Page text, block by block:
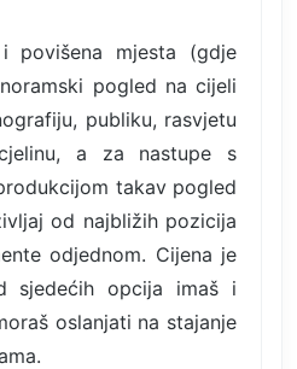
povišena mjesta (gdje
pogled na cijeli
publiku, rasvjetu
a za nastupe s
takav pogled
od najbližih pozicija
odjednom. Cijena je
sjedećih opcija imaš i
oslanjati na stajanje